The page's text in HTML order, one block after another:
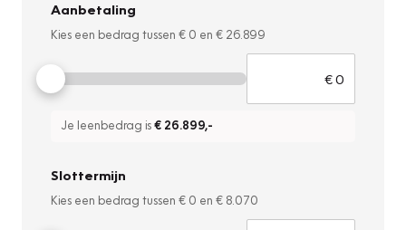
Aanbetaling
Kies een bedrag tussen € 0 en € 26.899
Je leenbedrag is€ 26.899,-
Slottermijn
Kies een bedrag tussen € 0 en € 8.070